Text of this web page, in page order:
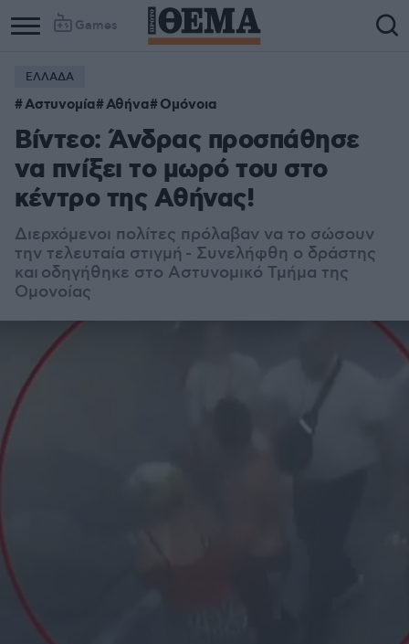
Games
ΕΛΛΑΔΑ
Αστυνομία Αθήνα Ομόνοια
Βίντεο: Άνδρας προσπάθησε
να πνίξει το μωρό του στο
κέντρο της Αθήνας!
Διερχόμενοι πολίτες πρόλαβαν να το σώσουν
την τελευταία στιγμή - Συνελήφθη ο δράστης
και οδηγήθηκε στο Αστυνομικό Τμήμα της
Ομονοίας